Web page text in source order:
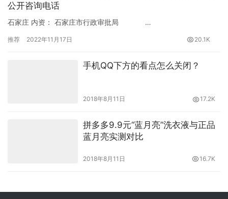
公开咨询电话
石家庄 内资： 石家庄市行政审批局 …
推荐 2022年11月17日 20.1K
手机QQ下方的看点怎么关闭？
2018年8月11日 17.2K
拼多多9.9元“蓝月亮”洗衣液与正品
蓝月亮实测对比
2018年8月11日 16.7K